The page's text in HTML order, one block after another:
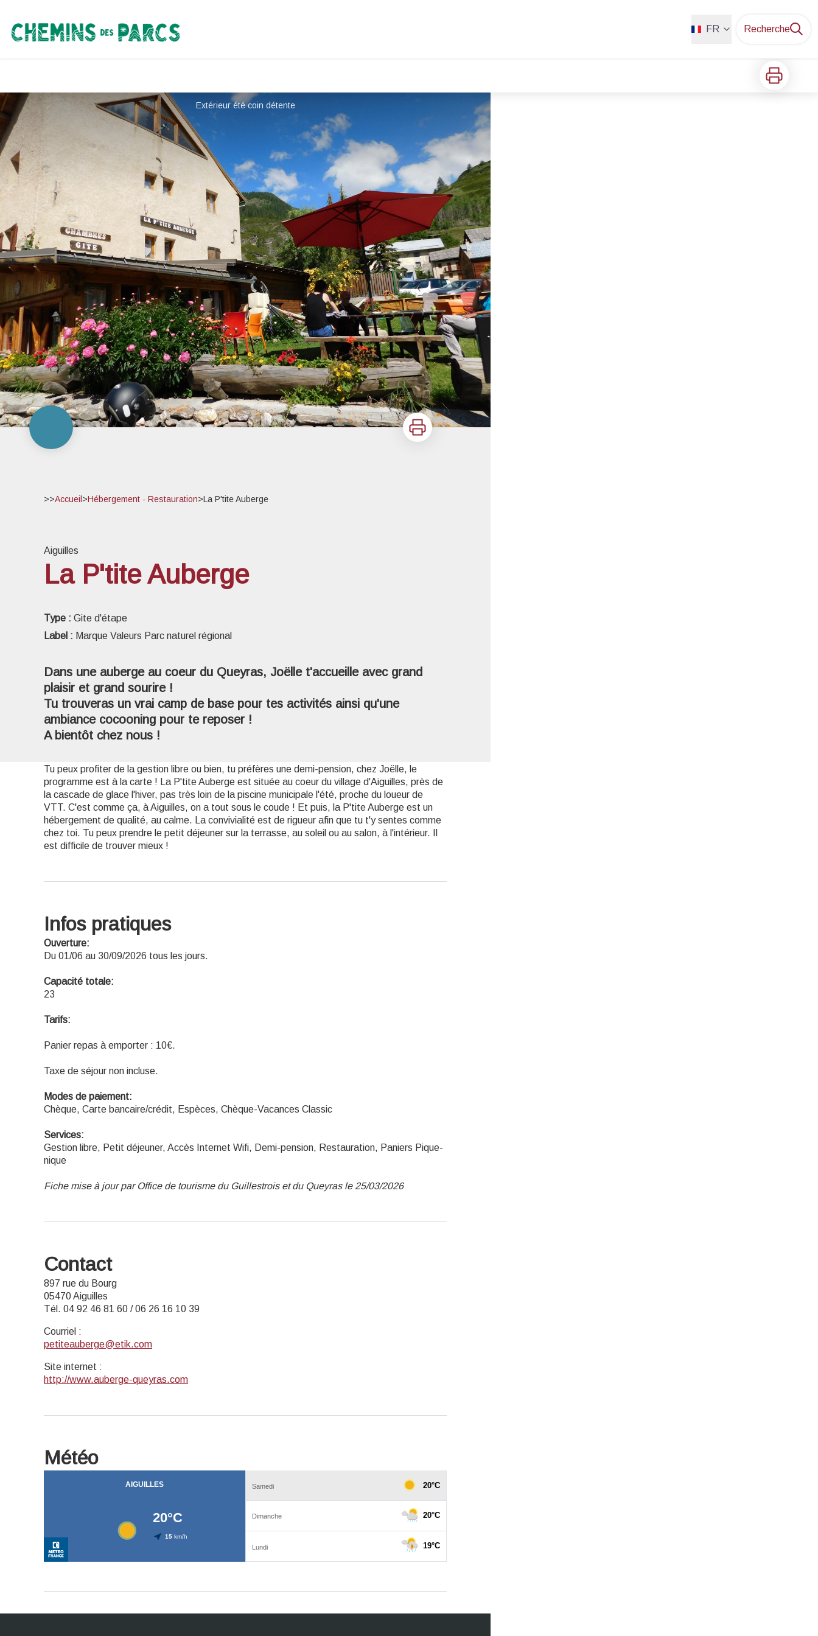
Chemins des Parcs FR Recherche
Imprimer
Extérieur été coin détente
Imprimer
>>Accueil >Hébergement - Restauration>La P'tite Auberge
Aiguilles
La P'tite Auberge
Type : Gite d'étape
Label : Marque Valeurs Parc naturel régional
Dans une auberge au coeur du Queyras, Joëlle t'accueille avec grand
plaisir et grand sourire !
Tu trouveras un vrai camp de base pour tes activités ainsi qu'une
ambiance cocooning pour te reposer !
A bientôt chez nous !
Tu peux profiter de la gestion libre ou bien, tu préfères une demi-pension, chez Joëlle, le
programme est à la carte ! La P'tite Auberge est située au coeur du village d'Aiguilles, près de
la cascade de glace l'hiver, pas très loin de la piscine municipale l'été, proche du loueur de
VTT. C'est comme ça, à Aiguilles, on a tout sous le coude ! Et puis, la P'tite Auberge est un
hébergement de qualité, au calme. La convivialité est de rigueur afin que tu t'y sentes comme
chez toi. Tu peux prendre le petit déjeuner sur la terrasse, au soleil ou au salon, à l'intérieur. Il
est difficile de trouver mieux !
Infos pratiques
Ouverture:
Du 01/06 au 30/09/2026 tous les jours.
Capacité totale:
23
Tarifs:
Panier repas à emporter : 10€.
Taxe de séjour non incluse.
Modes de paiement:
Chèque, Carte bancaire/crédit, Espèces, Chèque-Vacances Classic
Services:
Gestion libre, Petit déjeuner, Accès Internet Wifi, Demi-pension, Restauration, Paniers Pique-
nique
Fiche mise à jour par Office de tourisme du Guillestrois et du Queyras le 25/03/2026
Contact
897 rue du Bourg
05470 Aiguilles
Tél. 04 92 46 81 60 / 06 26 16 10 39
Courriel :
petiteauberge@etik.com
Site internet :
http://www.auberge-queyras.com
Météo